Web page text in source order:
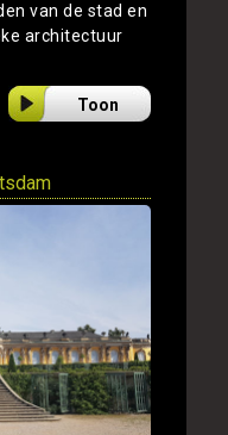
van de stad en
architectuur
Toon